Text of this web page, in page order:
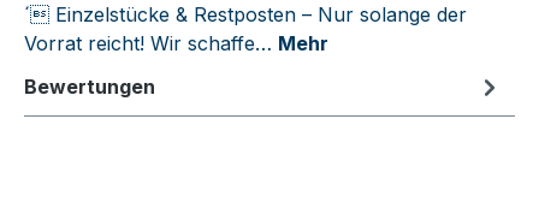
´ Einzelstücke & Restposten – Nur solange der
Vorrat reicht! Wir schaffe… Mehr
Bewertungen